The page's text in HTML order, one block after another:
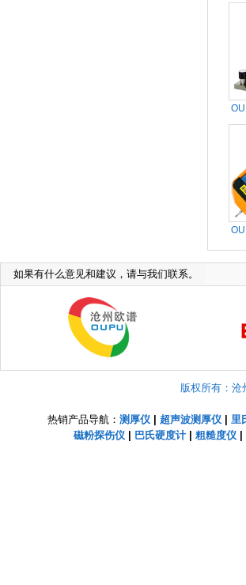
如果有什么意见和建议，请与我们联系。
版权所有：
热销产品导航： 测厚仪 超声波测厚仪 里
磁粉探伤仪| 巴氏硬度计| 粗糙度仪|